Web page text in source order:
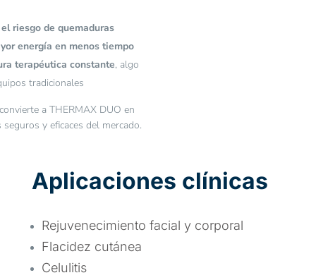
riesgo de quemaduras
energía en menos tiempo
terapéutica constante, algo
tradicionales
a THERMAX DUO en
y eficaces del mercado.
Aplicaciones clínicas
Rejuvenecimiento facial y corporal
Flacidez cutánea
Celulitis